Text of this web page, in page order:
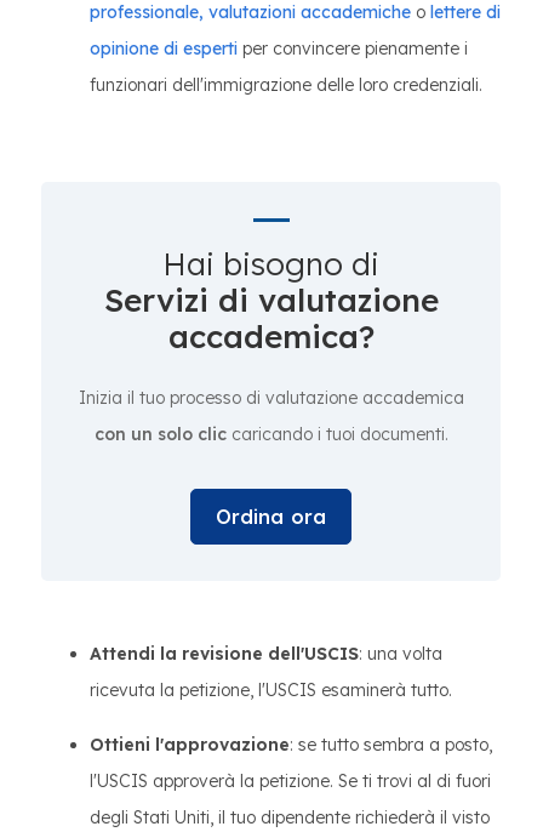
professionale, valutazioni accademiche o lettere di
opinione di esperti per convincere pienamente i
funzionari dell'immigrazione delle loro credenziali.
Hai bisogno di
Servizi di valutazione
accademica?
Inizia il tuo processo di valutazione accademica
con un solo cliccaricando i tuoi documenti.
Ordina ora
Attendi la revisione dell'USCIS: una volta
ricevuta la petizione, l'USCIS esaminerà tutto.
Ottieni l'approvazione: se tutto sembra a posto,
l'USCIS approverà la petizione. Se ti trovi al di fuori
degli Stati Uniti, il tuo dipendente richiederà il visto